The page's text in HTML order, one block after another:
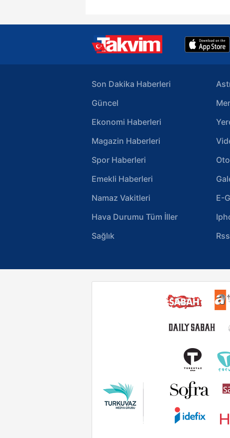
6698 sayılı Kişisel Verilerin
mevzuata uygun olarak
Son Dakika Haberleri
Güncel
Ekonomi Haberleri
Magazin Haberleri
Spor Haberleri
Emekli Haberleri
Namaz Vakitleri
Hava Durumu Tüm İller
Sağlık
E-
Rss